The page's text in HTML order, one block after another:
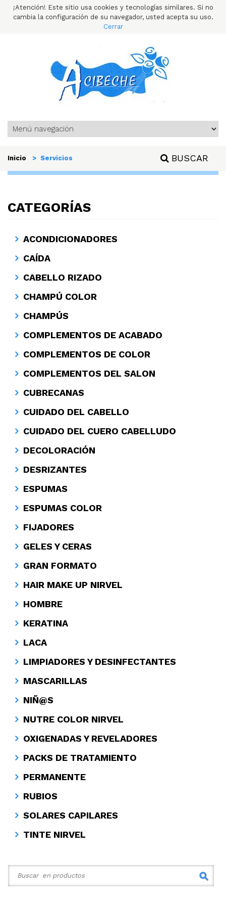
¡Atención! Este sitio usa cookies y tecnologías similares. Si no
cambia la configuración de su navegador, usted acepta su uso.
Cerrar
Inicio > Servicios BUSCAR
CATEGORÍAS
ACONDICIONADORES
CAÍDA
CABELLO RIZADO
CHAMPÚ COLOR
CHAMPÚS
COMPLEMENTOS DE ACABADO
COMPLEMENTOS DE COLOR
COMPLEMENTOS DEL SALON
CUBRECANAS
CUIDADO DEL CABELLO
CUIDADO DEL CUERO CABELLUDO
DECOLORACIÓN
DESRIZANTES
ESPUMAS
ESPUMAS COLOR
FIJADORES
GELES Y CERAS
GRAN FORMATO
HAIR MAKE UP NIRVEL
HOMBRE
KERATINA
LACA
LIMPIADORES Y DESINFECTANTES
MASCARILLAS
NIÑ@S
NUTRE COLOR NIRVEL
OXIGENADAS Y REVELADORES
PACKS DE TRATAMIENTO
PERMANENTE
RUBIOS
SOLARES CAPILARES
TINTE NIRVEL